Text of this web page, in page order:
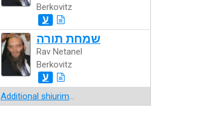
Berkovitz
ע
שמחת תורה
Rav Netanel
Berkovitz
ע
Additional shiurim...